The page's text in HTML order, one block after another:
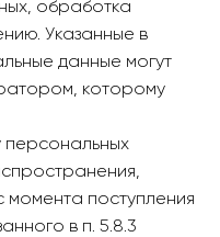
обработка
Указанные в
данные могут
которому
персональных
поступления
в п. 5.8.3